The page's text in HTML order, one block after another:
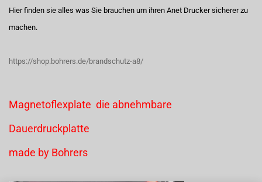
Hier finden sie alles was Sie brauchen um ihren Anet Drucker sicherer zu
machen.
https://shop.bohrers.de/brandschutz-a8/
Magnetoflexplate die abnehmbare
Dauerdruckplatte
made by Bohrers